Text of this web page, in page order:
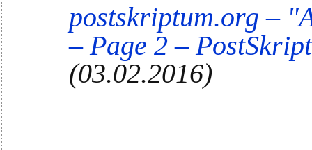
postskriptum.org – "
– Page 2 –
(03.02.2016)